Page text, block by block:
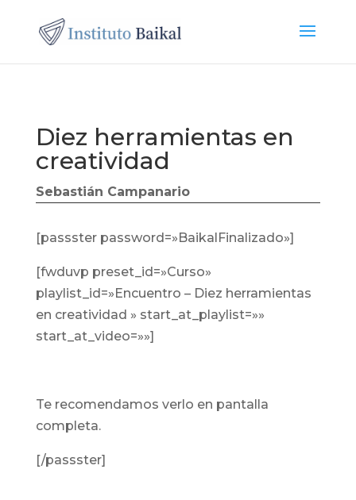
Diez herramientas en
creatividad
Sebastián Campanario
[passster password=»BaikalFinalizado»]
[fwduvp preset_id=»Curso»
playlist_id=»Encuentro – Diez herramientas
en creatividad » start_at_playlist=»»
start_at_video=»»]
Te recomendamos verlo en pantalla
completa.
[/passster]